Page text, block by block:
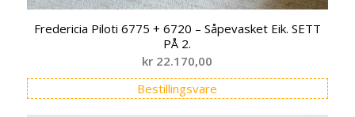
Fredericia Piloti 6775 + 6720 – Såpevasket Eik. SETT
PÅ 2.
kr 22.170,00
Bestillingsvare